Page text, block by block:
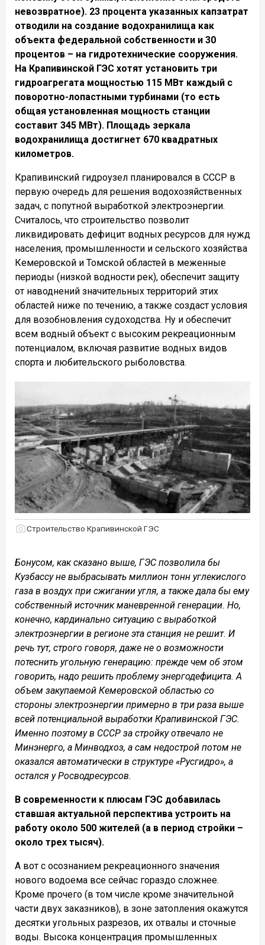
невозвратное). 23 процента указанных капзатрат
отводили на создание водохранилища как
объекта федеральной собственности и 30
процентов – на гидротехнические сооружения.
На Крапивинской ГЭС хотят установить три
гидроагрегата мощностью 115 МВт каждый с
поворотно-лопастными турбинами (то есть
общая установленная мощность станции
составит 345 МВт). Площадь зеркала
водохранилища достигнет 670 квадратных
километров.
Крапивинский гидроузел планировался в СССР в
первую очередь для решения водохозяйственных
задач, с попутной выработкой электроэнергии.
Считалось, что строительство позволит
ликвидировать дефицит водных ресурсов для нужд
населения, промышленности и сельского хозяйства
Кемеровской и Томской областей в меженные
периоды (низкой водности рек), обеспечит защиту
от наводнений значительных территорий этих
областей ниже по течению, а также создаст условия
для возобновления судоходства. Ну и обеспечит
всем водный объект с высоким рекреационным
потенциалом, включая развитие водных видов
спорта и любительского рыболовства.
Строительство Крапивинской ГЭС
Бонусом, как сказано выше, ГЭС позволила бы
Кузбассу не выбрасывать миллион тонн углекислого
газа в воздух при сжигании угля, а также дала бы ему
собственный источник маневренной генерации. Но,
конечно, кардинально ситуацию с выработкой
электроэнергии в регионе эта станция не решит. И
речь тут, строго говоря, даже не о возможности
потеснить угольную генерацию: прежде чем об этом
говорить, надо решить проблему энергодефицита. А
объем закупаемой Кемеровской областью со
стороны электроэнергии примерно в три раза выше
всей потенциальной выработки Крапивинской ГЭС.
Именно поэтому в СССР за стройку отвечало не
Минэнерго, а Минводхоз, а сам недострой потом не
оказался автоматически в структуре «Русгидро», а
остался у Росводресурсов.
В современности к плюсам ГЭС добавилась
ставшая актуальной перспектива устроить на
работу около 500 жителей (а в период стройки –
около трех тысяч).
А вот с осознанием рекреационного значения
нового водоема все сейчас гораздо сложнее.
Кроме прочего (в том числе кроме значительной
части двух заказников), в зоне затопления окажутся
десятки угольных разрезов, их отвалы и сточные
воды. Высока концентрация промышленных